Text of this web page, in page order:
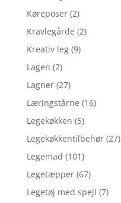
Køreposer (2)
Kravlegårde (2)
Kreativ leg (9)
Lagen (2)
Lagner (27)
Læringstårne (16)
Legekøkken (5)
Legekøkkentilbehør (27)
Legemad (101)
Legetæpper (67)
Legetøj med spejl (7)